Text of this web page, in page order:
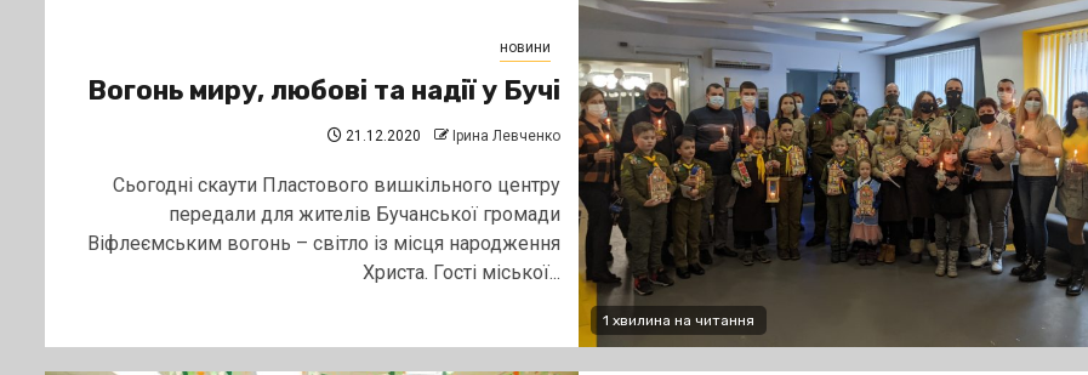
1 хвилина на читання
новини
Вогонь миру, любові та надії у Бучі
21.12.2020 Ірина Левченко
Сьогодні скаути Пластового вишкільного центру
передали для жителів Бучанської громади
Віфлеємським вогонь – світло із місця народження
Христа. Гості міської...